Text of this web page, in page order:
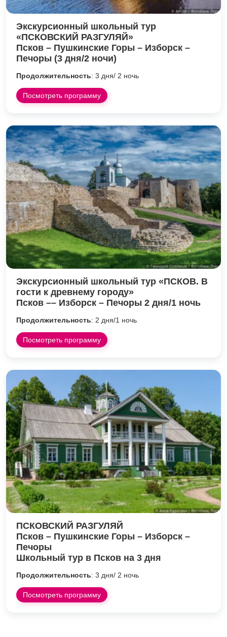
Экскурсионный школьный тур
«ПСКОВСКИЙ РАЗГУЛЯЙ»
Псков – Пушкинские Горы – Изборск –
Печоры (3 дня/2 ночи)
Продолжительность: 3 дня/ 2 ночь
Посмотреть программу
Экскурсионный школьный тур «ПСКОВ. В
гости к древнему городу»
Псков –– Изборск – Печоры 2 дня/1 ночь
Продолжительность: 2 дня/1 ночь
Посмотреть программу
ПСКОВСКИЙ РАЗГУЛЯЙ
Псков – Пушкинские Горы – Изборск –
Печоры
Школьный тур в Псков на 3 дня
Продолжительность: 3 дня/ 2 ночь
Посмотреть программу